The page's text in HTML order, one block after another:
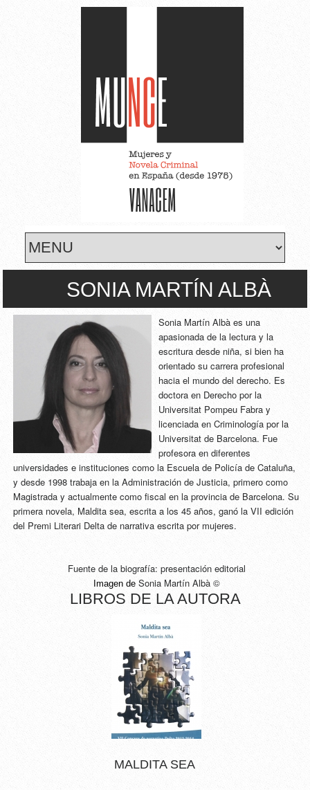
SONIA MARTÍN ALBÀ
Sonia Martín Albà es una
apasionada de la lectura y la
escritura desde niña, si bien ha
orientado su carrera profesional
hacia el mundo del derecho. Es
doctora en Derecho por la
Universitat Pompeu Fabra y
licenciada en Criminología por la
Universitat de Barcelona. Fue
profesora en diferentes
universidades e instituciones como la Escuela de Policía de Cataluña,
y desde 1998 trabaja en la Administración de Justicia, primero como
Magistrada y actualmente como fiscal en la provincia de Barcelona. Su
primera novela, Maldita sea, escrita a los 45 años, ganó la VII edición
del Premi Literari Delta de narrativa escrita por mujeres.
Fuente de la biografía: presentación editorial
Imagen de Sonia Martín Albà ©
LIBROS DE LA AUTORA
MALDITA SEA